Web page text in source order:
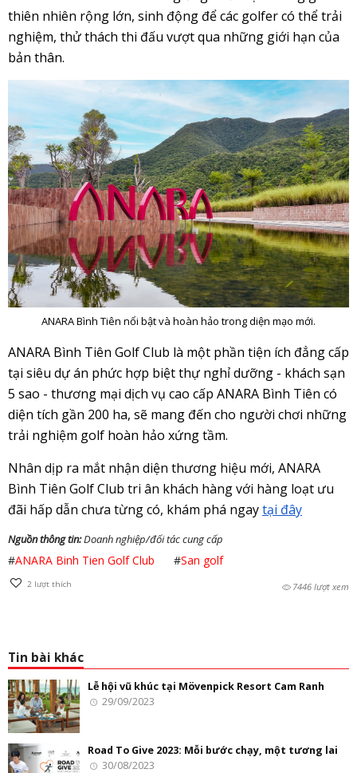
thiên nhiên rộng lớn, sinh động để các golfer có thể trải
nghiệm, thử thách thi đấu vượt qua những giới hạn của
bản thân.
ANARA Bình Tiên nổi bật và hoàn hảo trong diện mạo mới.
ANARA Bình Tiên Golf Club là một phần tiện ích đẳng cấp
tại siêu dự án phức hợp biệt thự nghỉ dưỡng - khách sạn
5 sao - thương mại dịch vụ cao cấp ANARA Bình Tiên có
diện tích gần 200 ha, sẽ mang đến cho người chơi những
trải nghiệm golf hoàn hảo xứng tầm.
Nhân dịp ra mắt nhận diện thương hiệu mới, ANARA
Bình Tiên Golf Club tri ân khách hàng với hàng loạt ưu
đãi hấp dẫn chưa từng có, khám phá ngaytại đây
Nguồn thông tin:Doanh nghiệp/đối tác cung cấp
#ANARA Binh Tien Golf Club #San golf
2 lượt thích 7446 lượt xem
Tin bài khác
Lễ hội vũ khúc tại Mövenpick Resort Cam Ranh
29/09/2023
Road To Give 2023: Mỗi bước chạy, một tương lai
30/08/2023